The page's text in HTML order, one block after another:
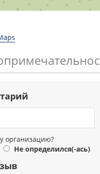
организацию?
Не определился(-ась)